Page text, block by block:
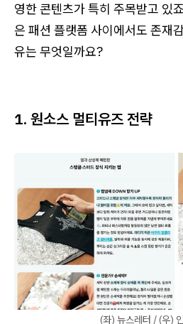
영한 콘텐츠가 특히 주목받고 있
은 패션 플랫폼 사이에서도 존재
유는 무엇일까요?
1. 원소스 멀티유즈 전략
(좌) 뉴스레터 / (우)